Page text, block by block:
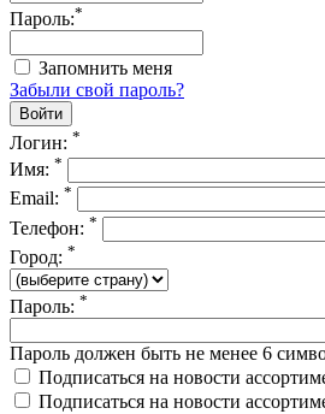
Пароль:*
Запомнить меня
Забыли свой пароль?
Логин: *
Имя: *
Email: *
Телефон: *
Город: *
Пароль: *
Пароль должен быть не менее 6
Подписаться на новости
Подписаться на новости